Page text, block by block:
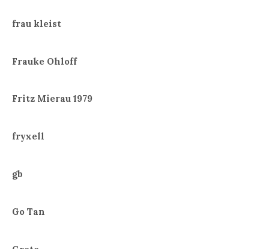
frau kleist
Frauke Ohloff
Fritz Mierau 1979
fryxell
gb
Go Tan